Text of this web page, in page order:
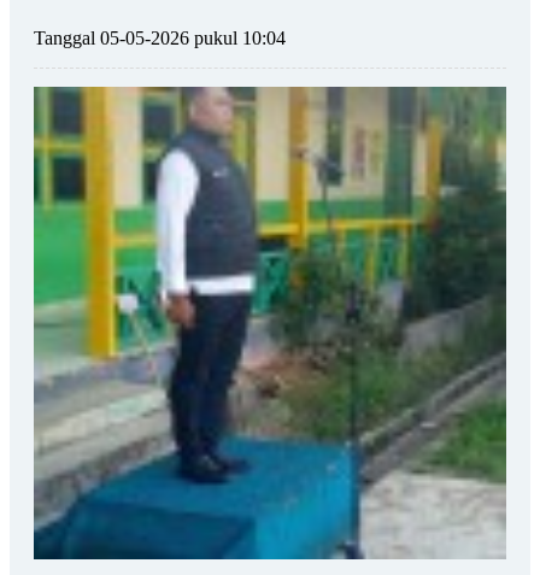
Tanggal 05-05-2026 pukul 10:04